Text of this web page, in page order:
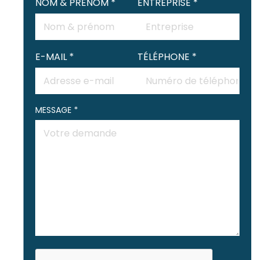
E-MAIL * TÉLÉPHONE *
MESSAGE *